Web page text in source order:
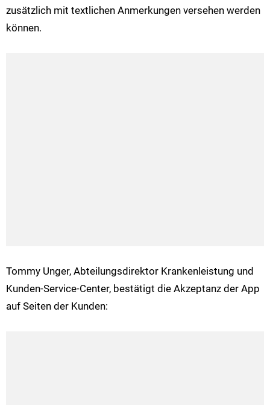
zusätzlich mit textlichen Anmerkungen versehen werden
können.
Tommy Unger, Abteilungsdirektor Krankenleistung und
Kunden-Service-Center, bestätigt die Akzeptanz der App
auf Seiten der Kunden: